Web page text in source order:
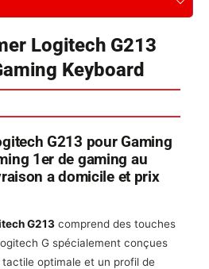
Logitech G213
Keyboard
G213 pour Gaming
1er de gaming au
a domicile et prix
G213 comprend des touches
G spécialement conçues
optimale et un profil de